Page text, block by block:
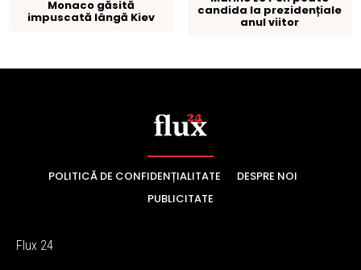
POLITICĂ DE CONFIDENȚIALITATE
DESPRE NOI
PUBLICITATE
Flux 24